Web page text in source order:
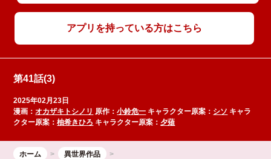
アプリを持っている方はこちら
第41話(3)
2025年02月23日
漫画：オカザキトシノリ 原作：小鈴危一 キャラクター原案： シソ キャラ
クター原案：柚希きひろ キャラクター原案： 夕薙
ホーム
異世界作品